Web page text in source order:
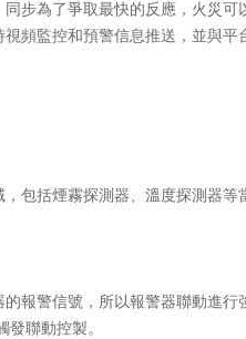
步為了爭取最快的反應，火災
頻監控和預警信息推送，並與
括煙霧探測器、溫度探測器等
警信號，所以報警器聯動進行
聯動控製。